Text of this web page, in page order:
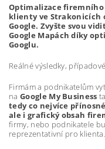
Optimalizace
klienty ve
Google. Zvyšte svou
Google Mapách díky
Googlu.
Reálné výsledky,
Firmám a podnikatelům
na Google My Business
tedy co nejvíce
ale i grafický obsah
firmy, nebo podnikatele
reprezentativní pro klienta.